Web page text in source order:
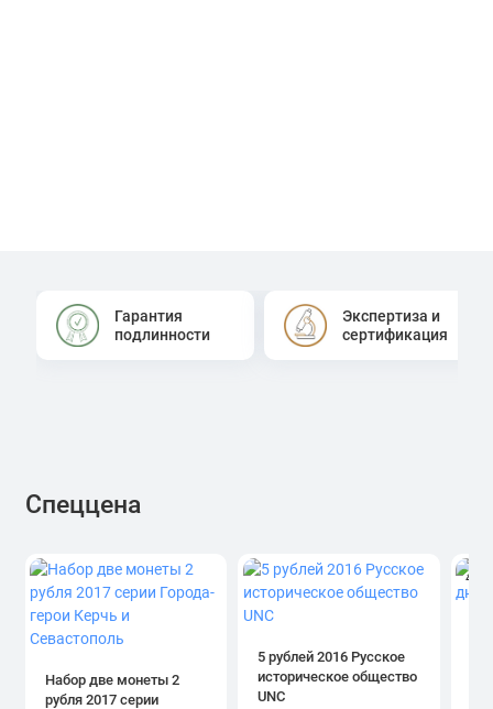
Гарантия
подлинности
Экспертиза и
сертификация
Спеццена
Набор две монеты 2
рубля 2017 серии
5 рублей 2016 Русское
историческое общество
UNC
4.0